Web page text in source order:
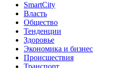
SmartCity
Власть
Общество
Тенденции
Здоровье
Экономика и бизнес
Происшествия
Транспорт